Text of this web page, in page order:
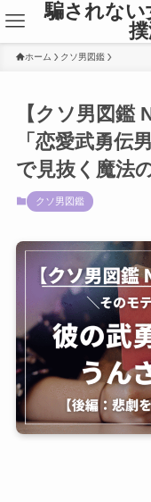
騙されな
ホーム クソ男図鑑
【クソ男図鑑
「恋愛武勇伝
で見抜く魔法
クソ男図鑑